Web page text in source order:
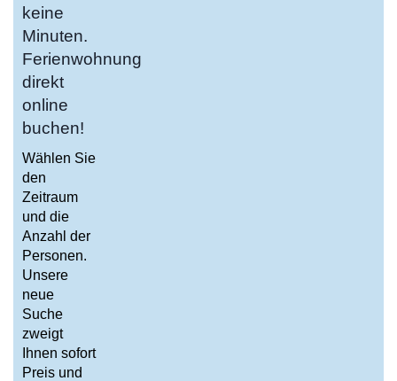
keine
Minuten.
Ferienwohnung
direkt
online
buchen!
Wählen Sie
den
Zeitraum
und die
Anzahl der
Personen.
Unsere
neue
Suche
zweigt
Ihnen sofort
Preis und